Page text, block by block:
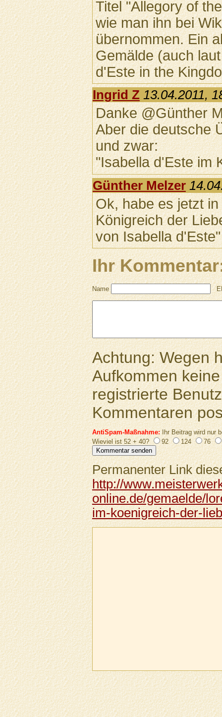
Titel "Allegory of
wie man ihn bei
übernommen. Ein
Gemälde (auch
d'Este in the
Ingrid Z 13.04.2011,
Danke @Günther
Aber die deutsche
und zwar:
"Isabella d'Este im
Günther Melzer
Ok, habe es jetzt
Königreich der
von Isabella
Ihr
Name
Achtung: Wegen
Aufkommen
registrierte
Kommentaren
AntiSpam-Maßnahme:Ihr Beitrag wird nur
Wieviel ist 52 + 40?
92 124 76
Permanenter Link
http://
online.de/gemaelde/
im-koenigreich-der-